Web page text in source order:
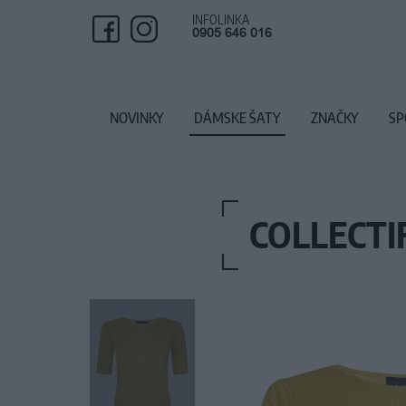
INFOLINKA
0905 646 016
NOVINKY DÁMSKE ŠATY ZNAČKY